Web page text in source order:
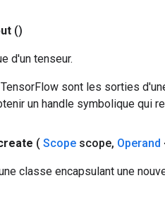
()
d'un tenseur.
sont les sorties
un handle symbolique qui
( Scope scope, Operand
classe encapsulant une